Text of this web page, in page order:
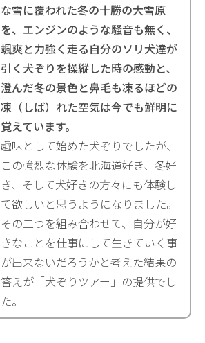
な雪に覆われた冬の十勝の大雪原
を、エンジンのような騒音も無く、
颯爽と力強く走る自分のソリ犬達が
引く犬ぞりを操縦した時の感動と、
澄んだ冬の景色と鼻毛も凍るほどの
凍（しば）れた空気は今でも鮮明に
覚えています。
趣味として始めた犬ぞりでしたが、
この強烈な体験を北海道好き、冬好
き、そして犬好きの方々にも体験し
て欲しいと思うようになりました。
その二つを組み合わせて、自分が好
きなことを仕事にして生きていく事
が出来ないだろうかと考えた結果の
答えが「犬ぞりツアー」の提供でし
た。